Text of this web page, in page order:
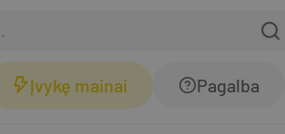
Įvykę mainai Pagalba